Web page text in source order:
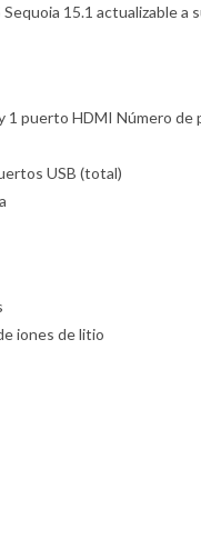
15.1 actualizable a
1 puerto HDMI Número
USB (total)
iones de litio